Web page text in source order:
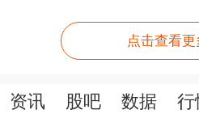
全，妥善处理投资者
资者（QDII）及跨境
点击查看
资讯 股吧 数据 行